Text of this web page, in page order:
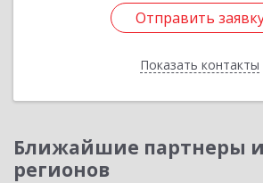
Отправить
Показать контакты
Отправить
Назад
Ближайшие партнеры
регионов